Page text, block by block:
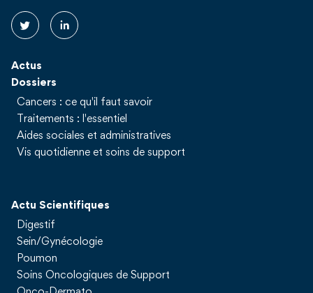
Actus
Dossiers
Cancers : ce qu'il faut savoir
Traitements : l'essentiel
Aides sociales et administratives
Vis quotidienne et soins de support
Actu Scientifiques
Digestif
Sein/Gynécologie
Poumon
Soins Oncologiques de Support